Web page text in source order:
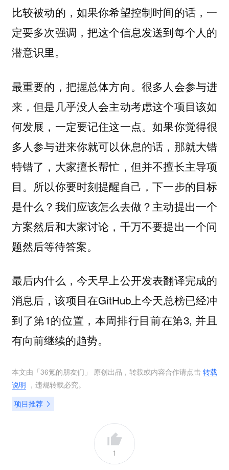
比较被动的，如果你希望控制时间的话，一
定要多次强调，把这个信息发送到每个人的
潜意识里。
最重要的，把握总体方向。很多人会参与进
来，但是几乎没人会主动考虑这个项目该如
何发展，一定要记住这一点。如果你觉得很
多人参与进来你就可以休息的话，那就大错
特错了，大家擅长帮忙，但并不擅长主导项
目。所以你要时刻提醒自己，下一步的目标
是什么？我们应该怎么去做？主动提出一个
方案然后和大家讨论，千万不要提出一个问
题然后等待答案。
最后内什么，今天早上公开发表翻译完成的
消息后，该项目在GitHub上今天总榜已经冲
到了第1的位置，本周排行目前在第3, 并且
有向前继续的趋势。
本文由「36氪的朋友们 」 原创出品，转载或内容合作请点击转载
说明 ，违规转载必究。
项目推荐
1